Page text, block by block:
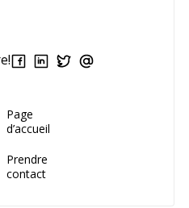
Page
d’accueil
Prendre
contact